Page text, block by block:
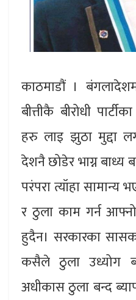
काठमाडौं ।
बीत्तीकै बीरोधी
हरु लाइ झुठा मुद्दा
देशनै छोडेर भाग्न
परंपरा त्यॉहा सामान्य
र ठुला काम गर्न
हुदैन। सरकारका
कसैले ठुला उध्योग
अधीकास ठुला बन्द